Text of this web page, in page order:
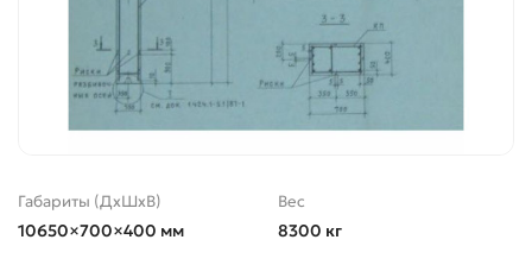
Габариты (ДхШхВ)
10650×700×400 мм
Вес
8300 кг